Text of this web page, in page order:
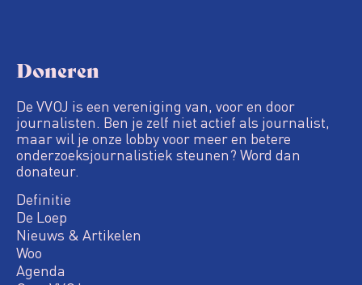
Doneren
De VVOJ is een vereniging van, voor en door
journalisten. Ben je zelf niet actief als journalist,
maar wil je onze lobby voor meer en betere
onderzoeksjournalistiek steunen? Word dan
donateur.
Definitie
De Loep
Nieuws & Artikelen
Woo
Agenda